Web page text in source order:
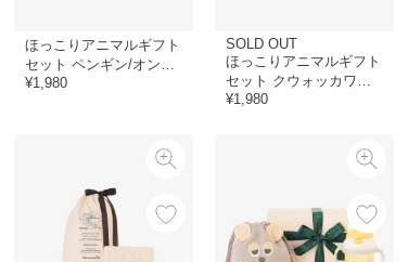
ほっこりアニマルギフト
セット ペンギン/オンラ
インストア限定
¥1,980
SOLD OUT
ほっこりアニマルギフト
セット クウォッカワラ
ビー/オンラインストア
¥1,980